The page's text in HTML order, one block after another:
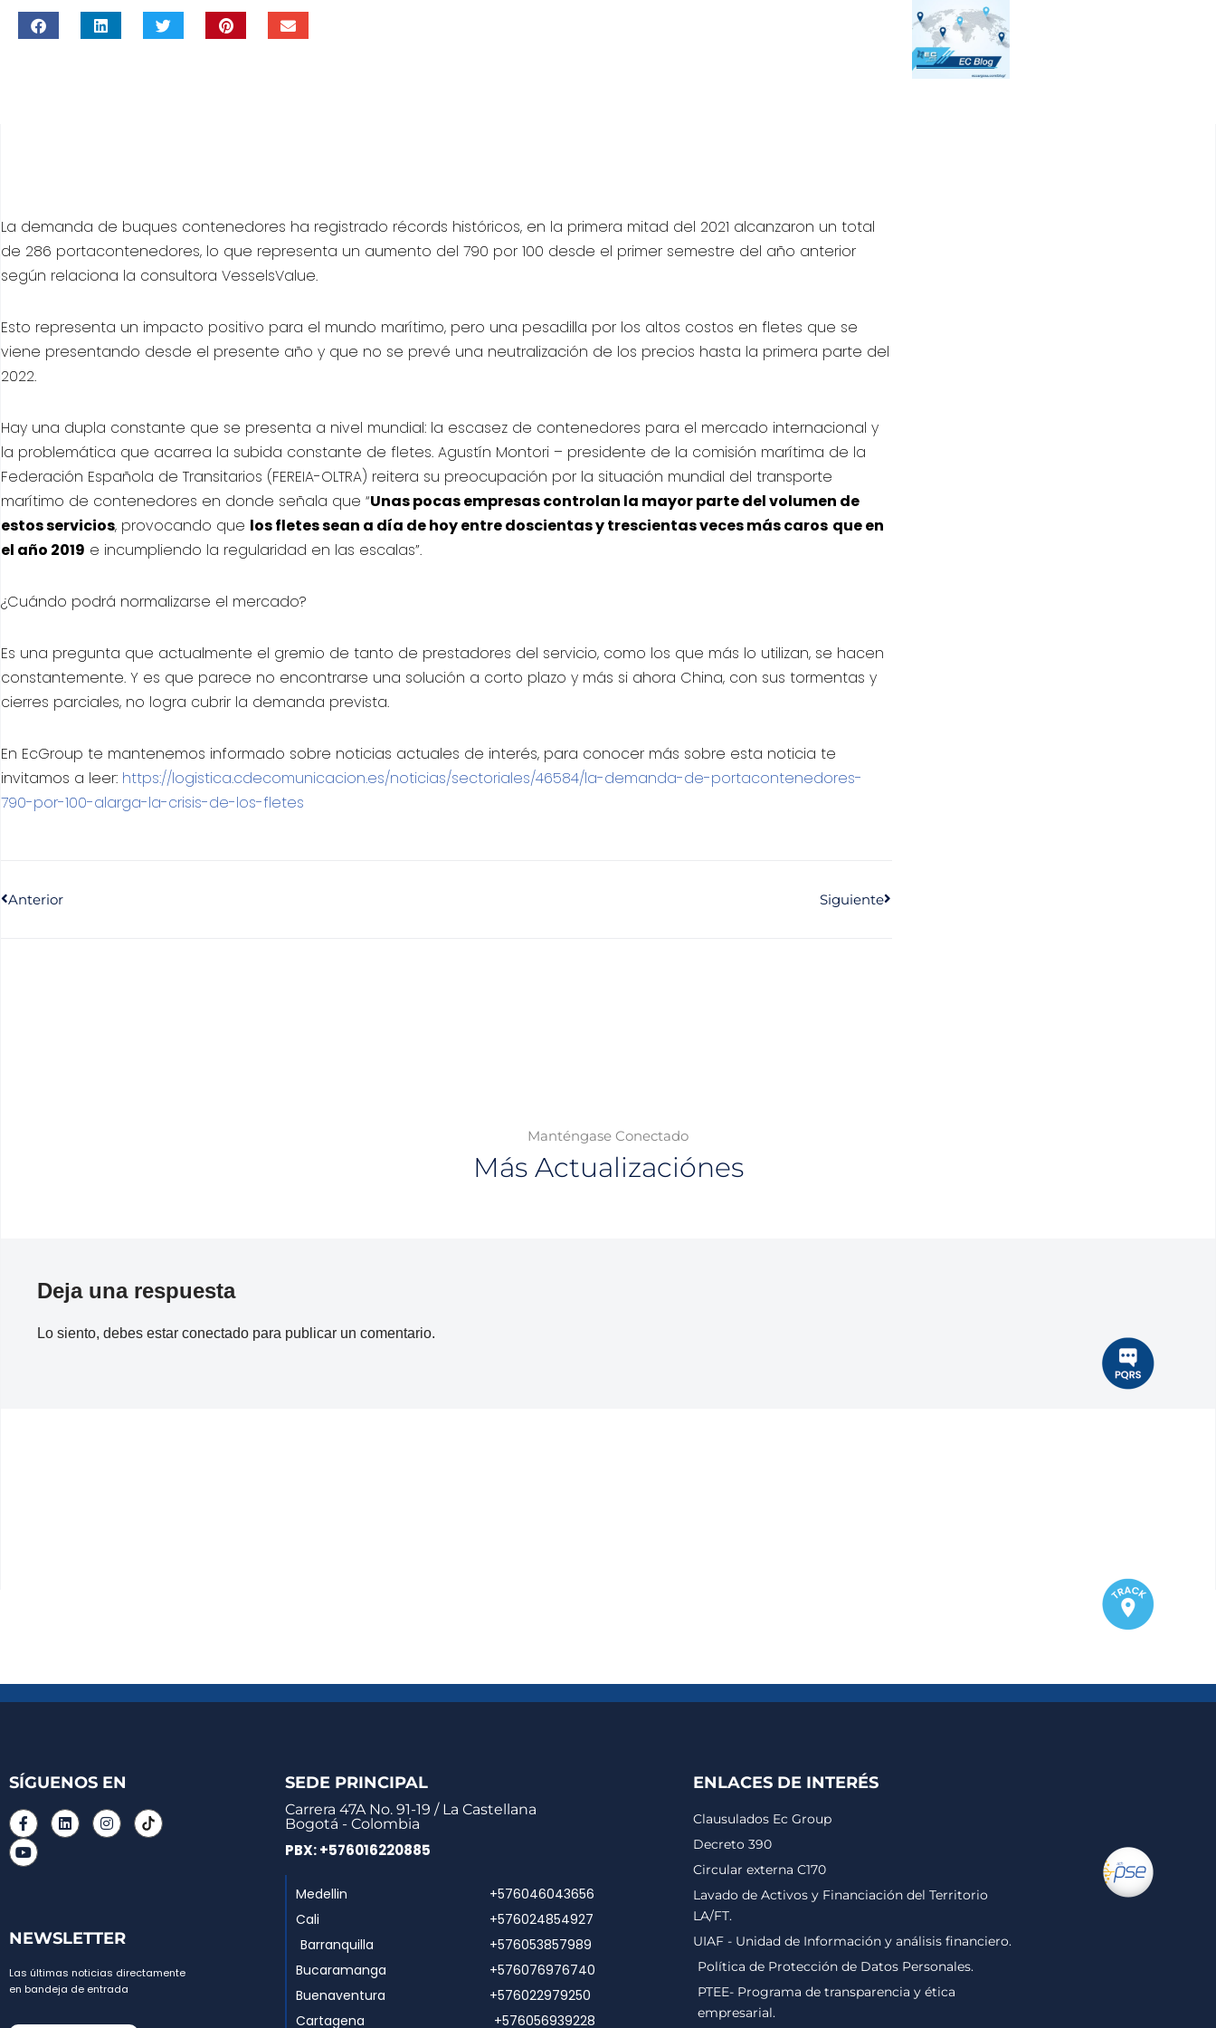
La demanda de buques contenedores ha registrado récords históricos, en la primera mitad del 2021 alcanzaron un total
de 286 portacontenedores, lo que representa un aumento del 790 por 100 desde el primer semestre del año anterior
según relaciona la consultora VesselsValue.
Esto representa un impacto positivo para el mundo marítimo, pero una pesadilla por los altos costos en fletes que se
viene presentando desde el presente año y que no se prevé una neutralización de los precios hasta la primera parte del
2022.
Hay una dupla constante que se presenta a nivel mundial: la escasez de contenedores para el mercado internacional y
la problemática que acarrea la subida constante de fletes. Agustín Montori – presidente de la comisión marítima de la
Federación Española de Transitarios (FEREIA-OLTRA) reitera su preocupación por la situación mundial del transporte
marítimo de contenedores en donde señala que “Unas pocas empresas controlan la mayor parte del volumen de
estos servicios, provocando que los fletes sean a día de hoy entre doscientas y trescientas veces más caros que en
el año 2019 e incumpliendo la regularidad en las escalas”.
¿Cuándo podrá normalizarse el mercado?
Es una pregunta que actualmente el gremio de tanto de prestadores del servicio, como los que más lo utilizan, se hacen
constantemente. Y es que parece no encontrarse una solución a corto plazo y más si ahora China, con sus tormentas y
cierres parciales, no logra cubrir la demanda prevista.
En EcGroup te mantenemos informado sobre noticias actuales de interés, para conocer más sobre esta noticia te
invitamos a leer: https://logistica.cdecomunicacion.es/noticias/sectoriales/46584/la-demanda-de-portacontenedores-
790-por-100-alarga-la-crisis-de-los-fletes
Anterior Siguiente
Manténgase Conectado
Más Actualizaciónes
Deja una respuesta
Lo siento, debes estar conectado para publicar un comentario.
SÍGUENOS EN
NEWSLETTER
Las últimas noticias directamente
en bandeja de entrada
SEDE PRINCIPAL
Carrera 47A No. 91-19 / La Castellana
Bogotá - Colombia
PBX: +576016220885
Medellin
Cali
Barranquilla
Bucaramanga
Buenaventura
Cartagena
+576046043656
+576024854927
+576053857989
+576076976740
+576022979250
+576056939228
ENLACES DE INTERÉS
Clausulados Ec Group
Decreto 390
Circular externa C170
Lavado de Activos y Financiación del Territorio
LA/FT.
UIAF - Unidad de Información y análisis financiero.
Política de Protección de Datos Personales.
PTEE- Programa de transparencia y ética
empresarial.